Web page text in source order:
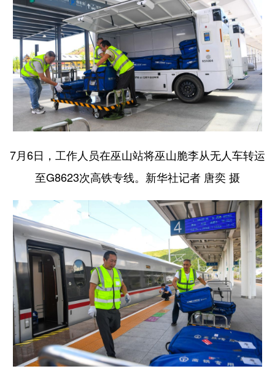
7月6日，工作人员在巫山站将巫山脆李从无人车转运
至G8623次高铁专线。新华社记者 唐奕 摄